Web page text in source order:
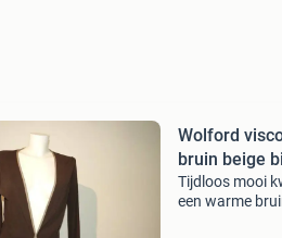
Wolford
bruin beige
Tijdloos mooi
een warme